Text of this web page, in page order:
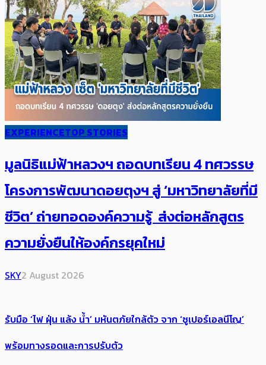
EXPERIENCETOP STORIES
มูลนิธิแม่ฟ้าหลวงฯ ถอดบทเรียน 4 ทศวรรษ
โครงการพัฒนาดอยตุงฯ สู่ ‘มหาวิทยาลัยที่มี
ชีวิต’ ถ่ายทอดองค์ความรู้ ส่งต่อหลักสูตร
ความยั่งยืนให้องค์กรยุคใหม่
SKY2 August 2026
รับมือ ‘ไฟ ฝุ่น แล้ง น้ำ’ มหันตภัยใกล้ตัว จาก ‘ซูเปอร์เอลนีโญ’
พร้อมทางรอดและการปรับตัว